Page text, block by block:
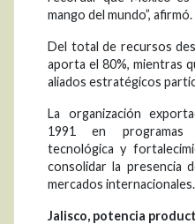
mango del mundo”, afirmó.
Del total de recursos
aporta el 80%, mientras
aliados estratégicos
La organización
1991 en programas
tecnológica y
consolidar la presencia
mercados internacionales.
Jalisco, potencia